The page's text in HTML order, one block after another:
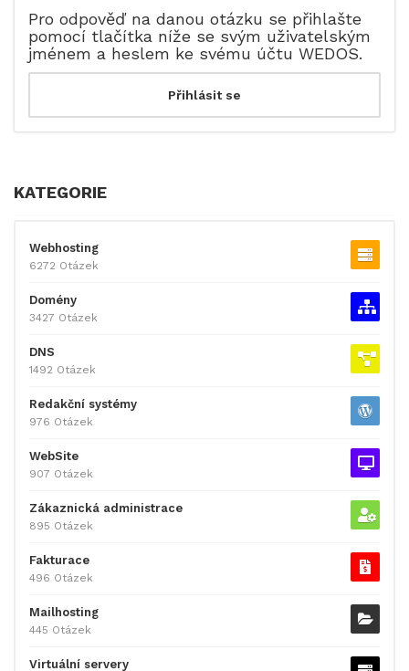
Pro odpověď na danou otázku se přihlašte
pomocí tlačítka níže se svým uživatelským
jménem a heslem ke svému účtu WEDOS.
KATEGORIE
Webhosting
6272 Otázek
Domény
3427 Otázek
DNS
1492 Otázek
Redakční systémy
976 Otázek
WebSite
907 Otázek
Zákaznická administrace
895 Otázek
Fakturace
496 Otázek
Mailhosting
445 Otázek
Virtuální servery